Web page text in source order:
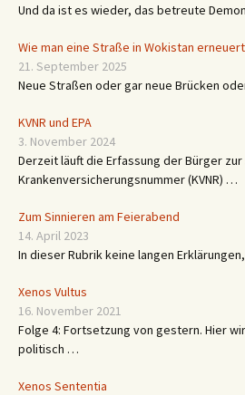
Und da ist es wieder, das betreute
Wie man eine Straße in Wokistan erneuert
21. September 2025
Neue Straßen oder gar neue Brücken
KVNR und EPA
3. November 2024
Derzeit läuft die Erfassung der Bürger
Krankenversicherungsnummer (KVNR) …
Zum Sinnieren am Feierabend
14. April 2023
In dieser Rubrik keine langen
Xenos Vultus
16. November 2021
Folge 4: Fortsetzung von gestern. Hier
politisch …
Xenos Sententia